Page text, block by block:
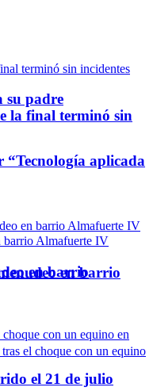
la final terminó sin
en barrio
su padre
aplicada
en barrio
el 21 de julio